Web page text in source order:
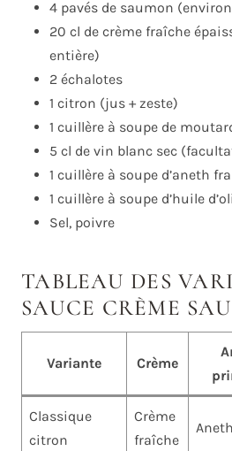
4 pavés de saumon
20 cl de crème fraîche
entière)
2 échalotes
1 citron (jus + zeste)
1 cuillère à soupe de
5 cl de vin blanc sec
1 cuillère à soupe d’aneth
1 cuillère à soupe d’huile
Sel, poivre
TABLEAU DES
SAUCE CRÈME
Variante Crème
Classique
citron
Crème
fraîche